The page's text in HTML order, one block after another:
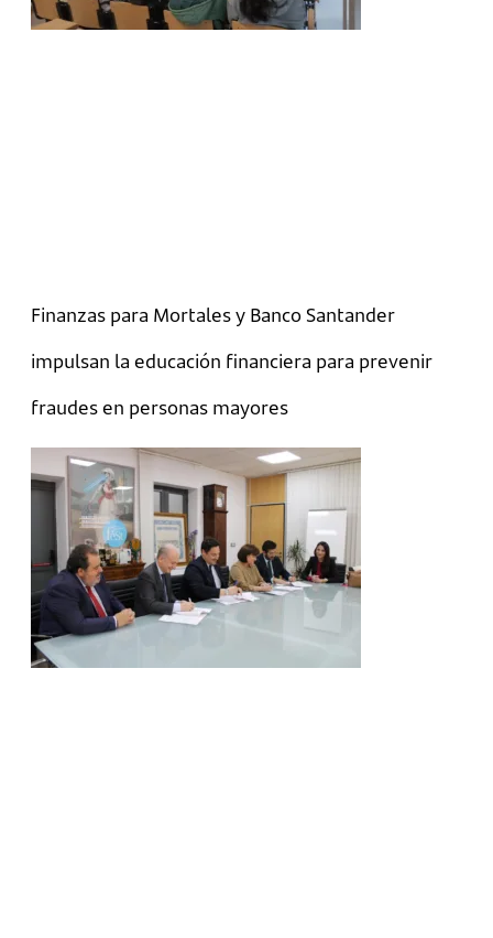
Finanzas para Mortales y Banco Santander
impulsan la educación financiera para prevenir
fraudes en personas mayores